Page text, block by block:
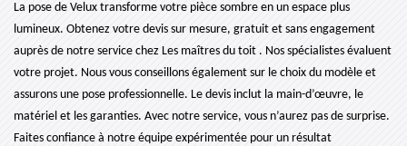
La pose de Velux transforme votre pièce sombre en un espace plus
lumineux. Obtenez votre devis sur mesure, gratuit et sans engagement
auprès de notre service chez Les maîtres du toit . Nos spécialistes évaluent
votre projet. Nous vous conseillons également sur le choix du modèle et
assurons une pose professionnelle. Le devis inclut la main-d’œuvre, le
matériel et les garanties. Avec notre service, vous n’aurez pas de surprise.
Faites confiance à notre équipe expérimentée pour un résultat